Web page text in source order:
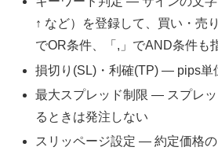
↑ など）を登録して、買い・売
でOR条件、「,」でAND条件も
損切り(SL)・利確(TP) ― pips単
最大スプレッド制限 ― スプレ
るときは発注しない
スリッページ設定 ― 約定価格